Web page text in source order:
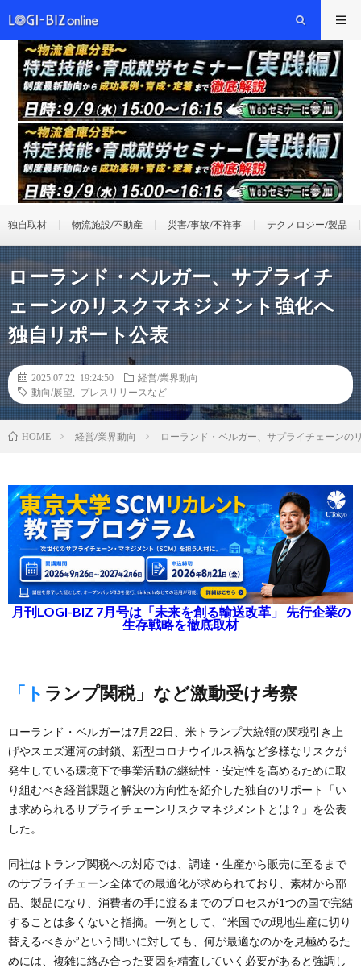
独自取材 物流施設/不動産 災害/事故/不祥事 テクノロジー/製品
ローランド・ベルガー、サプライチ
ェーンのリスクマネジメント強化へ
独自リポート公表
2025.07.22 19:24:50
経営/業界動向
動向/展望
プレスリリースなど
HOME 経営/業界動向 ローランド・ベルガー、サプライチェーンの
月刊LOGI-BIZ 7月号は「未来を創る輸送改革」 先行企業の
生存戦略を徹底取材
「トランプ関税」など激動受け考察
ローランド・ベルガーは7月22日、米トランプ大統領の関税引き上
げやスエズ運河の封鎖、新型コロナウイルス禍など多様なリスクが
発生している環境下で事業活動の継続性・安定性を高めるために取
り組むべき経営課題と解決の方向性を紹介した独自のリポート「い
ま求められるサプライチェーンリスクマネジメントとは？」を公表
した。
同社はトランプ関税への対応では、調達・生産から販売に至るまで
のサプライチェーン全体での最適化が求められており、素材から部
品、製品になり、消費者の手に渡るまでのプロセスが1つの国で完結
することは多くないと指摘。一例として、“米国での現地生産に切り
替えるべきか”という問いに対しても、何が最適なのかを見極めるた
めには、複雑に絡み合った要因を精査していく必要があると強調し